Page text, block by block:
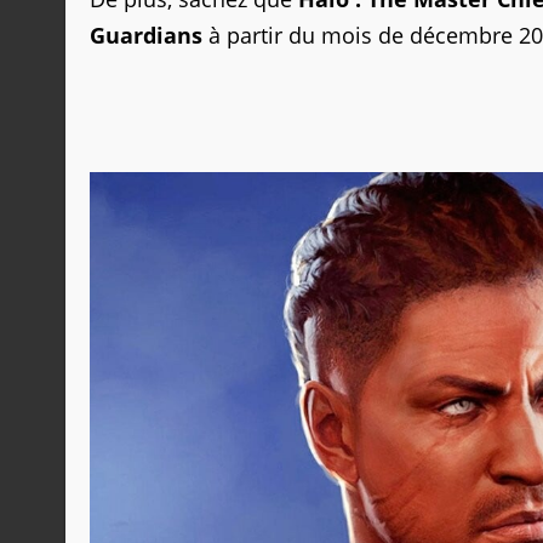
Guardians à partir du mois de décembre